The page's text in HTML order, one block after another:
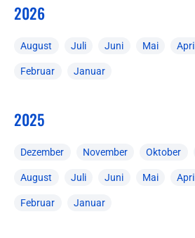
2026
August Juli Juni Mai April
Februar Januar
2025
Dezember November Oktober
August Juli Juni Mai April
Februar Januar